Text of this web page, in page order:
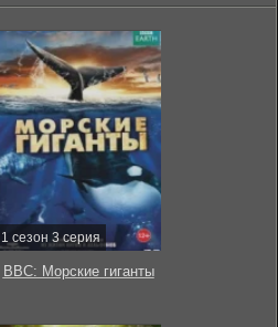
1 сезон 3 серия
BBC: Морские гиганты